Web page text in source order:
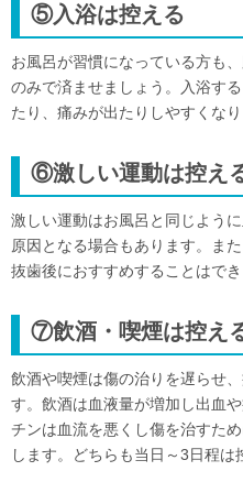
⑤入浴は控える
お風呂が習慣になっている方も
のみで済ませましょう。入浴す
たり、痛みが出たりしやすくなり
⑥激しい運動は控え
激しい運動はお風呂と同じよう
原因となる場合もあります。ま
抜歯後におすすめすることはでき
⑦飲酒・喫煙は控え
飲酒や喫煙は傷の治りを遅らせ
す。飲酒は血液量が増加し出血
チンは血流を悪くし傷を治すた
します。どちらも当日～3日程は